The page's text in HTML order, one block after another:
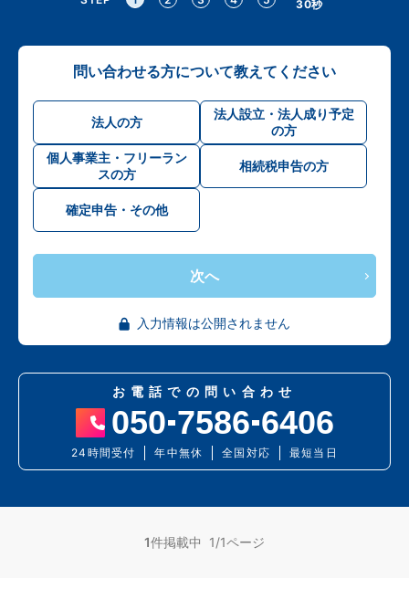
30秒
問い合わせる方について教えてください
法人の方
法人設立・法人成り予定
の方
個人事業主・フリーラン
スの方
相続税申告の方
確定申告・その他
次へ
入力情報は公開されません
お電話での問い合わせ
050 7586 6406
24時間受付 年中無休 全国対応 最短当日
1件掲載中 1/1ページ